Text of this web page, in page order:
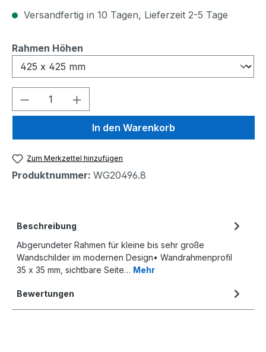
Versandfertig in 10 Tagen, Lieferzeit 2-5 Tage
Rahmen Höhen
Produkt Anzahl: Gib den
In den Warenkorb
Zum Merkzettel hinzufügen
Produktnummer: WG20496.8
Beschreibung
Abgerundeter Rahmen für kleine bis sehr große
Wandschilder im modernen Design• Wandrahmenprofil
35 x 35 mm, sichtbare Seite… Mehr
Bewertungen